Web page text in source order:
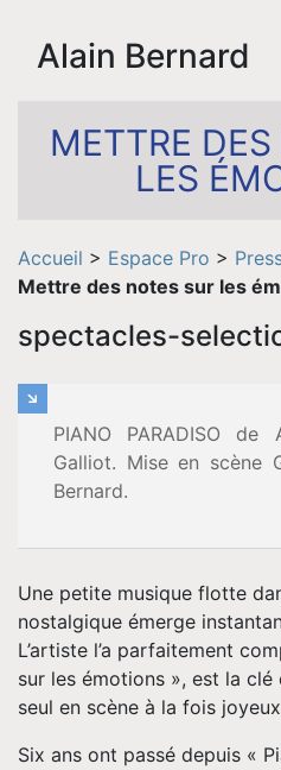
Accueil
Biographie
Vidéos
Tournée
Espace
Pro
Musique
Alain Bernard
METTRE
LES
Accueil > Espace Pro >
Mettre des notes sur les
spectacles-
PIANO PARADISO
Galliot. Mise en scène
Bernard.
Une petite musique flotte
nostalgique émerge
L’artiste l’a parfaitement
sur les émotions », est la
seul en scène à la fois
Six ans ont passé depuis «